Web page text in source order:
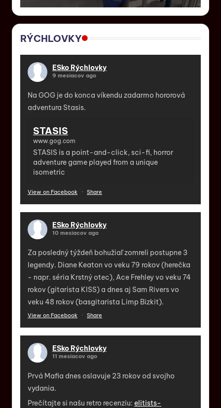
RÝCHLOVKY
ESko Rýchlovky
9 mesiacov ago
Na GOG je do konca víkendu zadarmo hororová
adventura Stasis.
STASIS
www.gog.com
STASIS is a point-and-click, sci-fi, horror
adventure game played from a unique
isometric
View on Facebook · Share
ESko Rýchlovky
10 mesiacov ago
Za posledný týždeň bohužiaľ zomreli postupne 3
legendy. Diane Keaton vo veku 79 rokov (herečka
- napr. séria Krstný otec), Ace Frehley vo veku 74
rokov (gitarista KISS) a dnes aj Sam Rivers vo
veku 48 rokov (basgitarista Limp Bizkit).
View on Facebook · Share
ESko Rýchlovky
11 mesiacov ago
Prvá Mafia dnes oslavuje 23 rokov od svojho
vydania.
Prečítajte si našu retro recenziu: elitists-